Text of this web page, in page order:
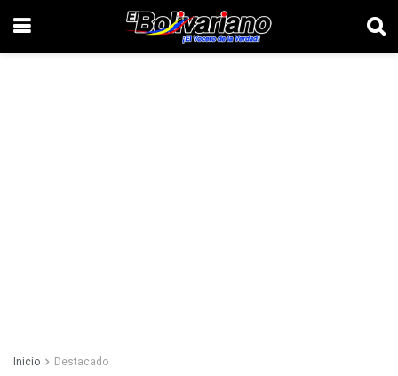
Inicio Destacado